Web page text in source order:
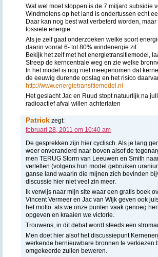
Wat wel moet stoppen is de 7 miljard subsidie
Windmolens op het land is ondertussen echt
Daar kan nog best wat verbeterd worden,
fossiele energie.
Als je zelf gaat onderzoeken welke soort
daarin vooral 6- tot 80% windenergie zit.
Bekijk het zelf met het energietransitiemodel,
Streep de kerncentrale weg en zie welke
In het model is nog niet meegenomen dat
de eeuwig durende opslag en het risico
http://www.energietransitiemodel.nl
Het geslacht Jac en Ruud stopt natuurlijk na
radioactief afval willen achterlaten
Patrick zegt:
februari 28, 2011 om 10:40 am
De gesprekken zijn hier cyclisch. Als je lang
weer onveranderd naar boven alsof de
men TERUG Storm van Leeuwen en Smith
vertellen (volgens hun model gebruiken
ganse land waarin die mijnen zich bevinden
discussie hier niet veel zin meer.
Ik verwijs naar mijn site waar een gratis boek
Vincent Vermeer en Jac van Wijk geven ook
het motto: als we onze punten vaak genoeg
opgeven en kraaien we victorie.
Trouwens, in dit debat wordt steeds een
Men doet hier alsof het discussiepunt
werkende hernieuwbare bronnen te verkiezen
omgekeerde zullen beweren.